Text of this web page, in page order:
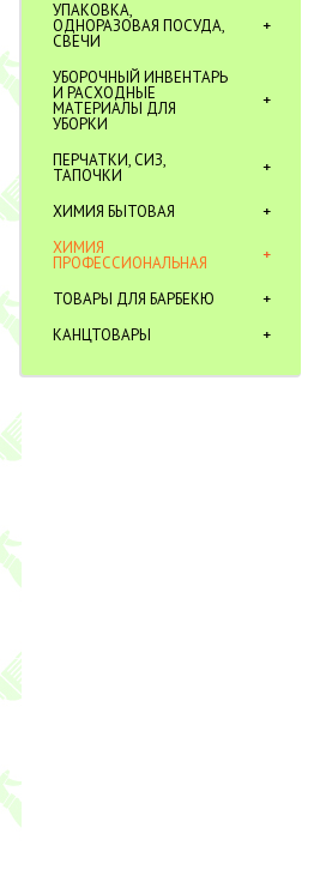
УПАКОВКА,
ОДНОРАЗОВАЯ ПОСУДА,
СВЕЧИ
УБОРОЧНЫЙ ИНВЕНТАРЬ
И РАСХОДНЫЕ
МАТЕРИАЛЫ ДЛЯ
УБОРКИ
ПЕРЧАТКИ, СИЗ,
ТАПОЧКИ
ХИМИЯ БЫТОВАЯ
ХИМИЯ
ПРОФЕССИОНАЛЬНАЯ
ТОВАРЫ ДЛЯ БАРБЕКЮ
КАНЦТОВАРЫ